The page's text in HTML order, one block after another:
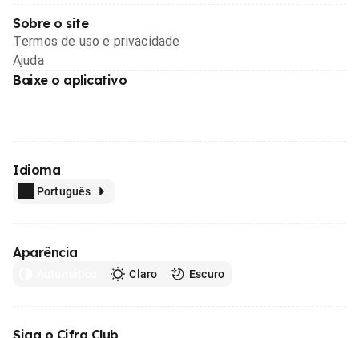
Sobre o site
Termos de uso e privacidade
Ajuda
Baixe o aplicativo
Idioma
Português
Aparência
Claro Escuro
Siga o Cifra Club